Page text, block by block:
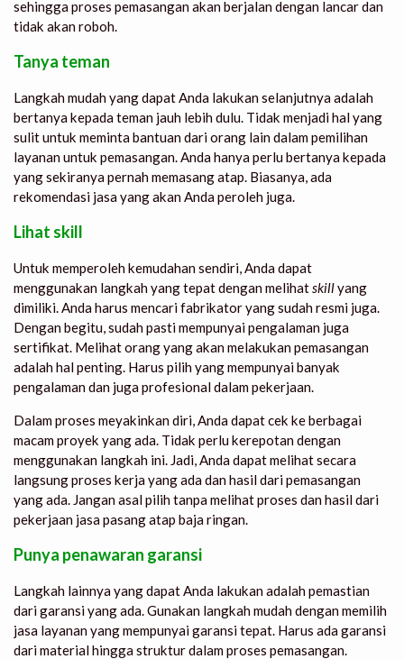
sehingga proses pemasangan akan berjalan dengan lancar dan
tidak akan roboh.
Tanya teman
Langkah mudah yang dapat Anda lakukan selanjutnya adalah
bertanya kepada teman jauh lebih dulu. Tidak menjadi hal yang
sulit untuk meminta bantuan dari orang lain dalam pemilihan
layanan untuk pemasangan. Anda hanya perlu bertanya kepada
yang sekiranya pernah memasang atap. Biasanya, ada
rekomendasi jasa yang akan Anda peroleh juga.
Lihat skill
Untuk memperoleh kemudahan sendiri, Anda dapat
menggunakan langkah yang tepat dengan melihatskillyang
dimiliki. Anda harus mencari fabrikator yang sudah resmi juga.
Dengan begitu, sudah pasti mempunyai pengalaman juga
sertifikat. Melihat orang yang akan melakukan pemasangan
adalah hal penting. Harus pilih yang mempunyai banyak
pengalaman dan juga profesional dalam pekerjaan.
Dalam proses meyakinkan diri, Anda dapat cek ke berbagai
macam proyek yang ada. Tidak perlu kerepotan dengan
menggunakan langkah ini. Jadi, Anda dapat melihat secara
langsung proses kerja yang ada dan hasil dari pemasangan
yang ada. Jangan asal pilih tanpa melihat proses dan hasil dari
pekerjaan jasa pasang atap baja ringan.
Punya penawaran garansi
Langkah lainnya yang dapat Anda lakukan adalah pemastian
dari garansi yang ada. Gunakan langkah mudah dengan memilih
jasa layanan yang mempunyai garansi tepat. Harus ada garansi
dari material hingga struktur dalam proses pemasangan.